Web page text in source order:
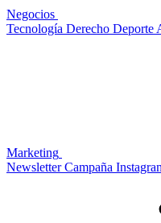
Negocios
Tecnología Derecho Deporte
Marketing
Newsletter Campaña